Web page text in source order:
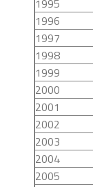
1995
1996
1997
1998
1999
2000
2001
2002
2003
2004
2005